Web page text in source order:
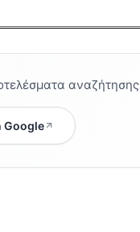
αναζήτησης
Google